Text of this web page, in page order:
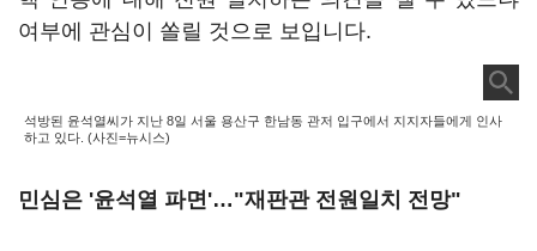
여부에 관심이 쏠릴 것으로 보입니다.
석방된 윤석열씨가 지난 8일 서울 용산구 한남동 관저 입구에서 지지자들에게 인사
하고 있다. (사진=뉴시스)
민심은 '윤석열 파면'…"재판관 전원일치 전망"